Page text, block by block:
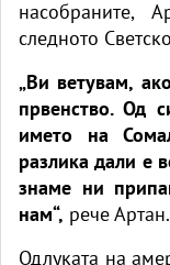
насобраните,
следното
„Ви ветувам,
првенство. Од
името на
разлика дали е
знаме ни
нам“, рече Артан.
Одлуката на